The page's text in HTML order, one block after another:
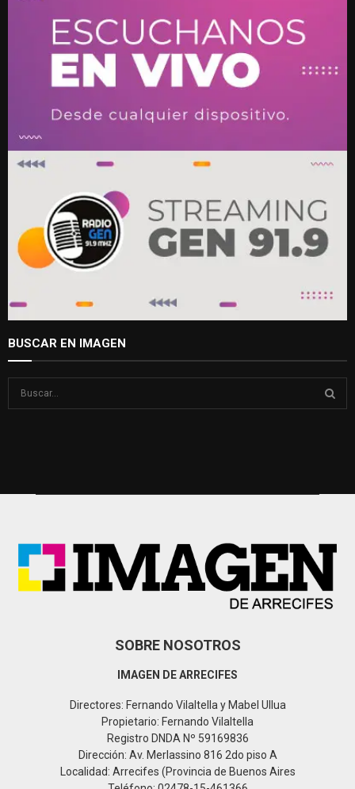
BUSCAR EN IMAGEN
SOBRE NOSOTROS
IMAGEN DE ARRECIFES
Directores: Fernando Vilaltella y Mabel Ullua
Propietario: Fernando Vilaltella
Registro DNDA Nº 59169836
Dirección: Av. Merlassino 816 2do piso A
Localidad: Arrecifes (Provincia de Buenos Aires